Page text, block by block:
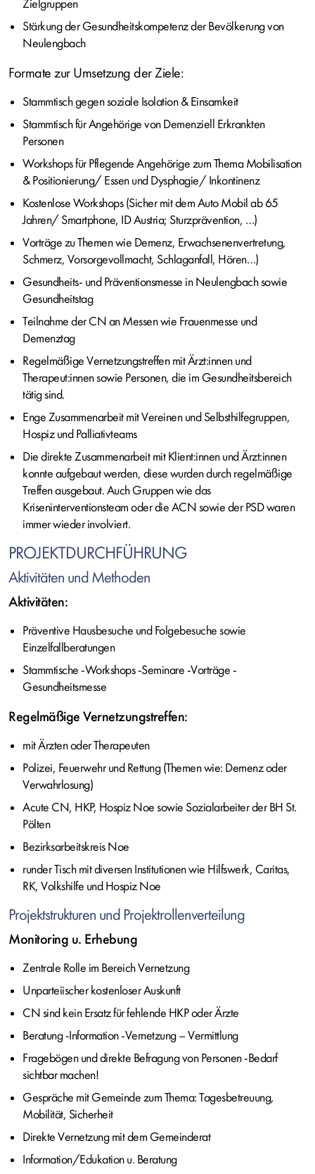
Zielgruppen
Stärkung der Gesundheitskompetenz der Bevölkerung von
Neulengbach
Formate zur Umsetzung der Ziele:
Stammtisch gegen soziale Isolation & Einsamkeit
Stammtisch für Angehörige von Demenziell Erkrankten
Personen
Workshops für Pflegende Angehörige zum Thema Mobilisation
& Positionierung/ Essen und Dysphagie/ Inkontinenz
Kostenlose Workshops (Sicher mit dem Auto Mobil ab 65
Jahren/ Smartphone, ID Austria; Sturzprävention, …)
Vorträge zu Themen wie Demenz, Erwachsenenvertretung,
Schmerz, Vorsorgevollmacht, Schlaganfall, Hören…)
Gesundheits- und Präventionsmesse in Neulengbach sowie
Gesundheitstag
Teilnahme der CN an Messen wie Frauenmesse und
Demenztag
Regelmäßige Vernetzungstreffen mit Ärzt:innen und
Therapeut:innen sowie Personen, die im Gesundheitsbereich
tätig sind.
Enge Zusammenarbeit mit Vereinen und Selbsthilfegruppen,
Hospiz und Palliativteams
Die direkte Zusammenarbeit mit Klient:innen und Ärzt:innen
konnte aufgebaut werden, diese wurden durch regelmäßige
Treffen ausgebaut. Auch Gruppen wie das
Kriseninterventionsteam oder die ACN sowie der PSD waren
immer wieder involviert.
PROJEKTDURCHFÜHRUNG
Aktivitäten und Methoden
Aktivitäten:
Präventive Hausbesuche und Folgebesuche sowie
Einzelfallberatungen
Stammtische -Workshops -Seminare -Vorträge -
Gesundheitsmesse
Regelmäßige Vernetzungstreffen:
mit Ärzten oder Therapeuten
Polizei, Feuerwehr und Rettung (Themen wie: Demenz oder
Verwahrlosung)
Acute CN, HKP, Hospiz Noe sowie Sozialarbeiter der BH St.
Pölten
Bezirksarbeitskreis Noe
runder Tisch mit diversen Institutionen wie Hilfswerk, Caritas,
RK, Volkshilfe und Hospiz Noe
Projektstrukturen und Projektrollenverteilung
Monitoring u. Erhebung
Zentrale Rolle im Bereich Vernetzung
Unparteiischer kostenloser Auskunft
CN sind kein Ersatz für fehlende HKP oder Ärzte
Beratung -Information -Vernetzung – Vermittlung
Fragebögen und direkte Befragung von Personen -Bedarf
sichtbar machen!
Gespräche mit Gemeinde zum Thema: Tagesbetreuung,
Mobilität, Sicherheit
Direkte Vernetzung mit dem Gemeinderat
Information/Edukation u. Beratung